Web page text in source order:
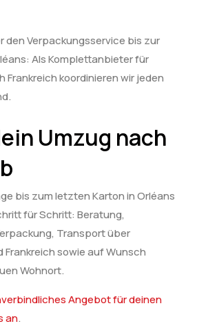
den Verpackungsservice bis zur
Als Komplettanbieter für
Frankreich koordinieren wir jeden
Umzug nach
bis zum letzten Karton in Orléans
für Schritt: Beratung,
Transport über
sowie auf Wunsch
Wohnort.
Angebot für deinen
an.